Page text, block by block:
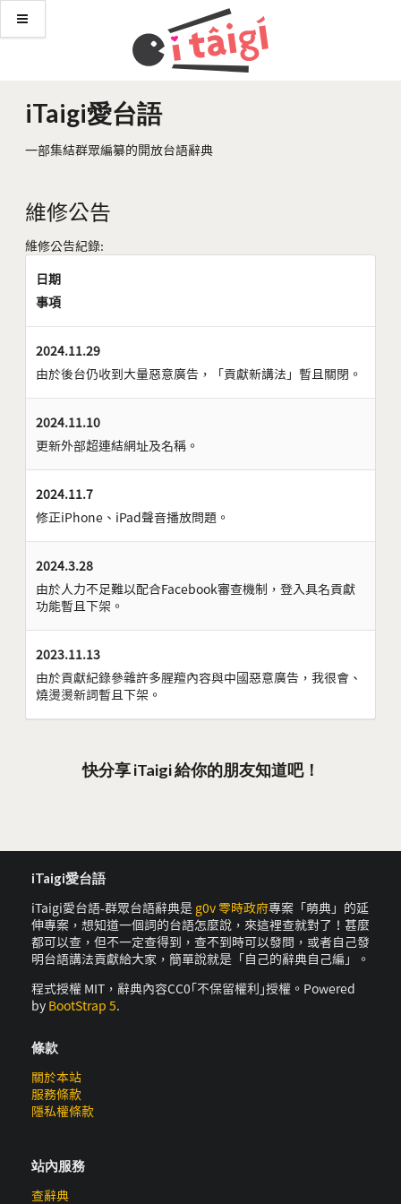
iTaigi愛台語
一部集結群眾編纂的開放台語辭典
維修公告
維修公告紀錄:
日期
事項
2024.11.29
由於後台仍收到大量惡意廣告，「貢獻新講法」暫且關閉。
2024.11.10
更新外部超連結網址及名稱。
2024.11.7
修正iPhone、iPad聲音播放問題。
2024.3.28
由於人力不足難以配合Facebook審查機制，登入具名貢獻
功能暫且下架。
2023.11.13
由於貢獻紀錄參雜許多腥羶內容與中國惡意廣告，我很會、
燒燙燙新詞暫且下架。
快分享 iTaigi 給你的朋友知道吧！
iTaigi愛台語
iTaigi愛台語-群眾台語辭典是 g0v 零時政府專案「萌典」的延
伸專案，想知道一個詞的台語怎麼說，來這裡查就對了！甚麼
都可以查，但不一定查得到，查不到時可以發問，或者自己發
明台語講法貢獻給大家，簡單說就是「自己的辭典自己編」。
程式授權 MIT，辭典內容CC0｢不保留權利｣授權。Powered
by BootStrap 5.
條款
關於本站
服務條款
隱私權條款
站內服務
查辭典